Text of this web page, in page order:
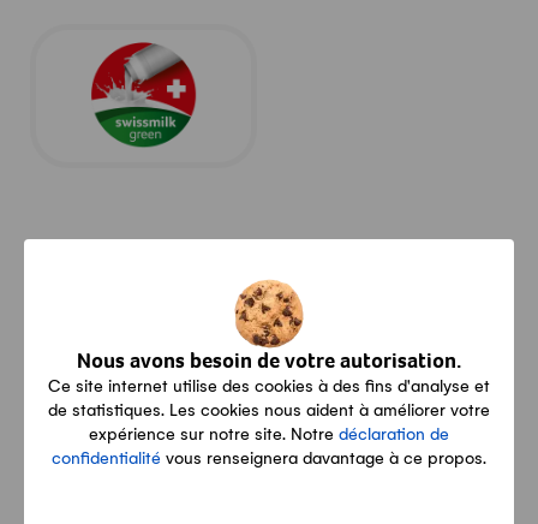
Nous avons besoin de votre autorisation.
Ce site internet utilise des cookies à des fins d'analyse et
de statistiques. Les cookies nous aident à améliorer votre
expérience sur notre site. Notre déclaration de
confidentialité vous renseignera davantage à ce propos.
Boningerstrasse 23, 4629 Fulenbach
marcojaeggi@ggs.ch
062 926 48 50